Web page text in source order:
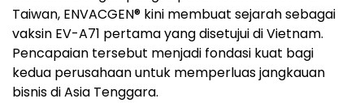
Taiwan, ENVACGEN® kini membuat sejarah sebagai
vaksin EV-A71 pertama yang disetujui di Vietnam.
Pencapaian tersebut menjadi fondasi kuat bagi
kedua perusahaan untuk memperluas jangkauan
bisnis di Asia Tenggara.